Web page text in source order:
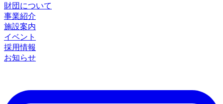
財団について
事業紹介
施設案内
イベント
採用情報
お知らせ